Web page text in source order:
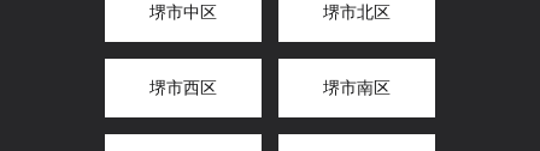
堺市中区 堺市北区
堺市西区 堺市南区